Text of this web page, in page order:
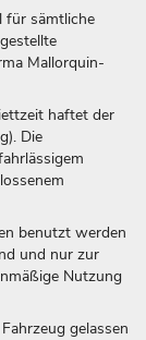
für sämtliche
Mallorquin-
haftet der
Die
benutzt werden
und nur zur
Nutzung
gelassen